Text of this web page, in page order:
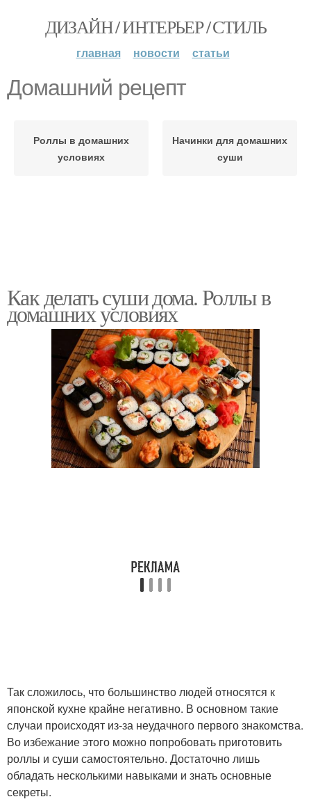
ДИЗАЙН / ИНТЕРЬЕР / СТИЛЬ
главная новости статьи
Домашний рецепт
Роллы в домашних
условиях
Начинки для домашних
суши
Как делать суши дома. Роллы в
домашних условиях
Так сложилось, что большинство людей относятся к
японской кухне крайне негативно. В основном такие
случаи происходят из-за неудачного первого знакомства.
Во избежание этого можно попробовать приготовить
роллы и суши самостоятельно. Достаточно лишь
обладать несколькими навыками и знать основные
секреты.